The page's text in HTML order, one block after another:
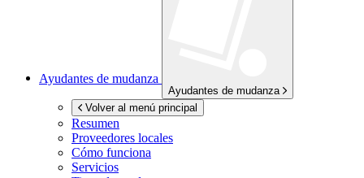
Ayudantes de mudanza
Ayudantes de mudanza
Volver al menú principal
Resumen
Proveedores locales
Cómo funciona
Servicios